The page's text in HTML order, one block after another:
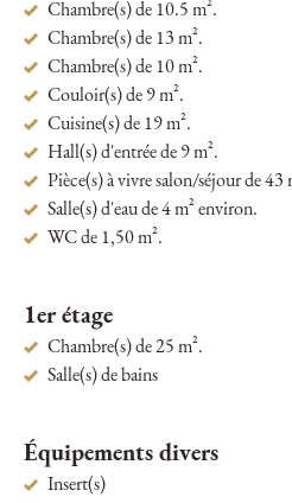
Chambre(s) de 10.5 m².
Chambre(s) de 13 m².
Chambre(s) de 10 m².
Couloir(s) de 9 m².
Cuisine(s) de 19 m².
Hall(s) d'entrée de 9 m².
Pièce(s) à vivre salon/séjour de 43
Salle(s) d'eau de 4 m² environ.
WC de 1,50 m².
1er étage
Chambre(s) de 25 m².
Salle(s) de bains
Équipements divers
Insert(s)